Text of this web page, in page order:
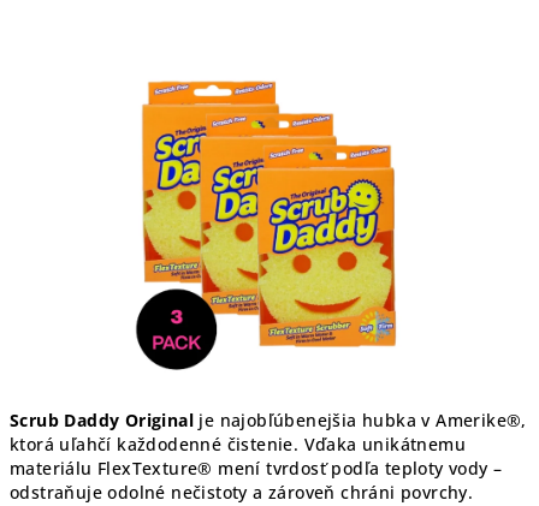
Scrub Daddy Original je najobľúbenejšia hubka v Amerike®,
ktorá uľahčí každodenné čistenie. Vďaka unikátnemu
materiálu FlexTexture® mení tvrdosť podľa teploty vody –
odstraňuje odolné nečistoty a zároveň chráni povrchy.